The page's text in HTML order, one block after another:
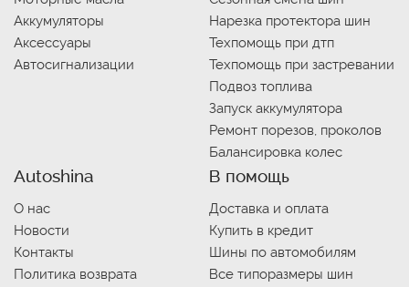
Аккумуляторы
Аксессуары
Автосигнализации
Нарезка протектора шин
Техпомощь при дтп
Техпомощь при застревании
Подвоз топлива
Запуск аккумулятора
Ремонт порезов, проколов
Балансировка колес
Autoshina
О нас
Новости
Контакты
Политика возврата
В помощь
Доставка и оплата
Купить в кредит
Шины по автомобилям
Все типоразмеры шин